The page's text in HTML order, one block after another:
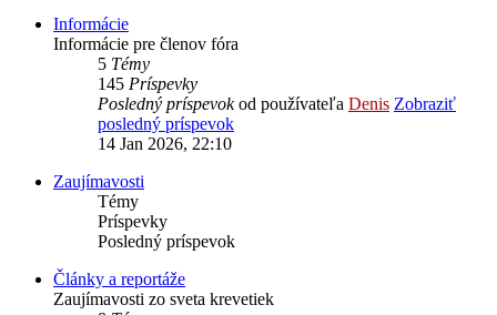
Informácie
Informácie pre členov fóra
5 Témy
145 Príspevky
Posledný príspevokod používateľa Denis Zobraziť
posledný príspevok
14 Jan 2026, 22:10
Zaujímavosti
Témy
Príspevky
Posledný príspevok
Články a reportáže
Zaujímavosti zo sveta krevetiek